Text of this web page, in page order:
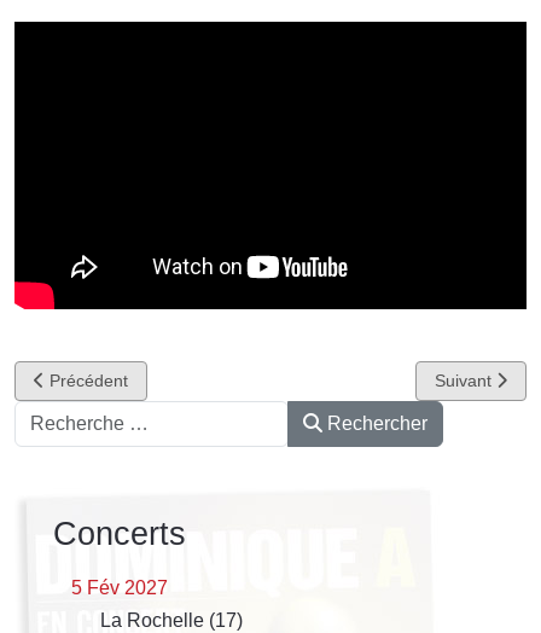
Article précédent : Spirales
Précédent Article
Suivant
Rechercher Rechercher
Concerts
5 Fév 2027
La Rochelle (17)